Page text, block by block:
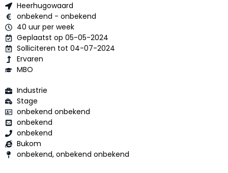
Heerhugowaard
onbekend - onbekend
40 uur per week
Geplaatst op 05-05-2024
Solliciteren tot 04-07-2024
Ervaren
MBO
Industrie
Stage
onbekend onbekend
onbekend
onbekend
Bukom
onbekend, onbekend onbekend